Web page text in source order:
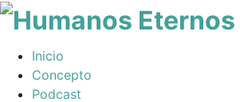
Somos
humanos,
pero
Inicio
Concepto
Podcast